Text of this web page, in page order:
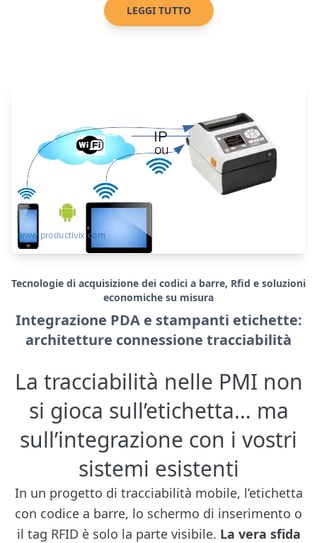
LEGGI TUTTO
Tecnologie di acquisizione dei codici a barre, Rfid e soluzioni
economiche su misura
Integrazione PDA e stampanti etichette:
architetture connessione tracciabilità
La tracciabilità nelle PMI non
si gioca sull’etichetta… ma
sull’integrazione con i vostri
sistemi esistenti
In un progetto di tracciabilità mobile, l’etichetta
con codice a barre, lo schermo di inserimento o
il tag RFID è solo la parte visibile. La vera sfida